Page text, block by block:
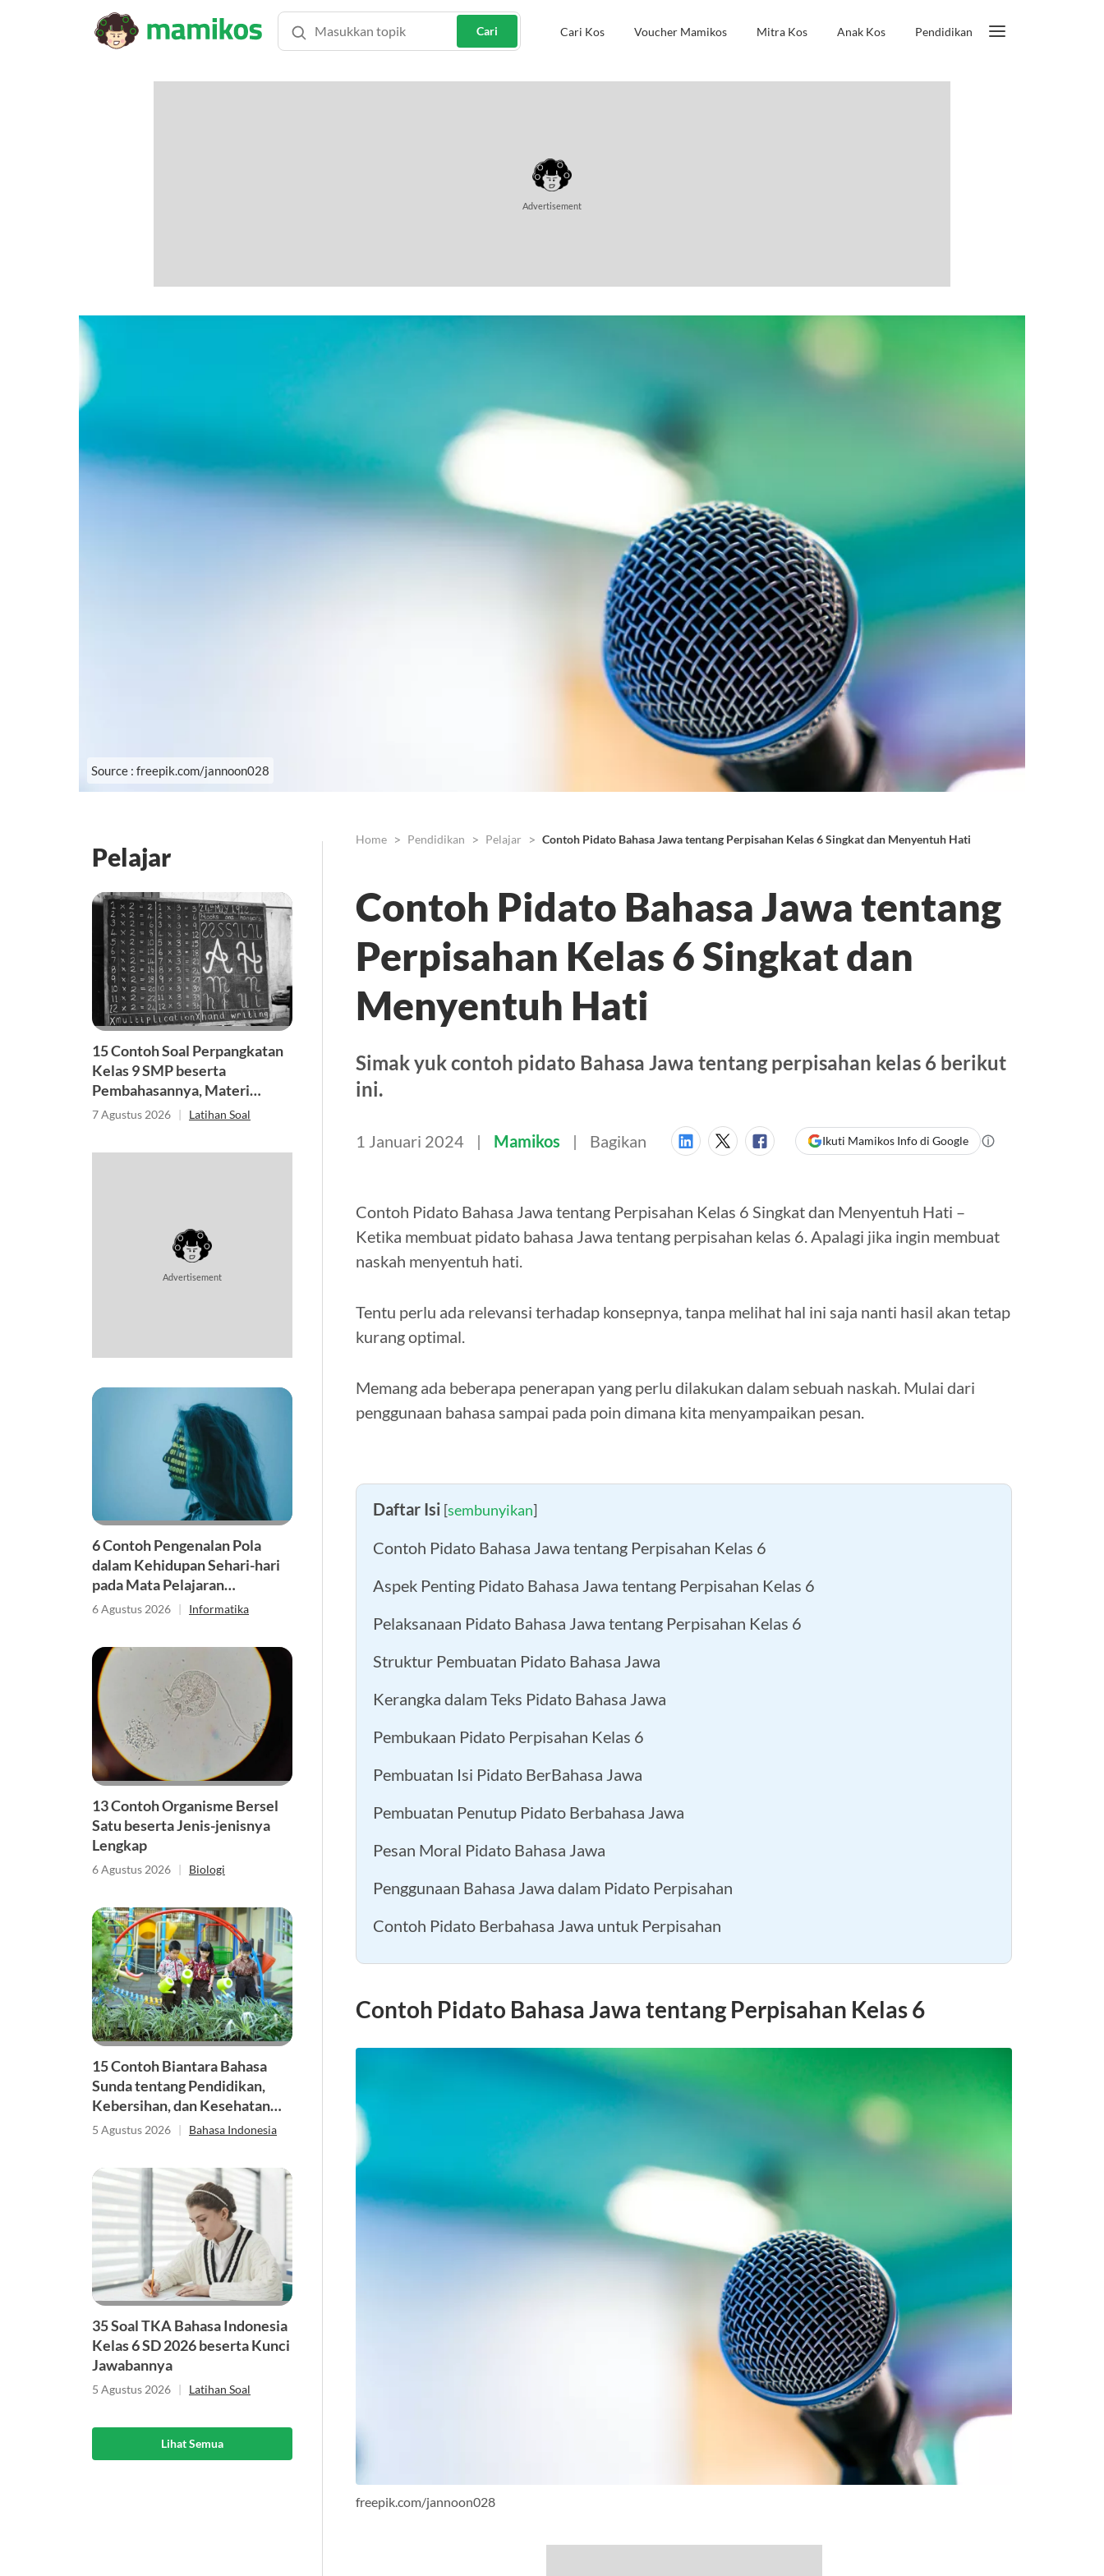
Cari Cari Kos Voucher Mamikos Mitra Kos Anak Kos Pendidikan
Advertisement
Source : freepik.com/jannoon028
Pelajar
15 Contoh Soal Perpangkatan
Kelas 9 SMP beserta
Pembahasannya, Materi
Matematika
7 Agustus 2026 | Latihan Soal
Advertisement
6 Contoh Pengenalan Pola
dalam Kehidupan Sehari-hari
pada Mata Pelajaran
Informatika
6 Agustus 2026 | Informatika
13 Contoh Organisme Bersel
Satu beserta Jenis-jenisnya
Lengkap
6 Agustus 2026 | Biologi
15 Contoh Biantara Bahasa
Sunda tentang Pendidikan,
Kebersihan, dan Kesehatan
Singkat
5 Agustus 2026 | Bahasa Indonesia
35 Soal TKA Bahasa Indonesia
Kelas 6 SD 2026 beserta Kunci
Jawabannya
5 Agustus 2026 | Latihan Soal
Lihat Semua
Home Pendidikan Pelajar Contoh Pidato Bahasa Jawa tentang Perpisahan Kelas 6 Singkat dan Menyentuh Hati
Contoh Pidato Bahasa Jawa tentang
Perpisahan Kelas 6 Singkat dan
Menyentuh Hati
Simak yuk contoh pidato Bahasa Jawa tentang perpisahan kelas 6 berikut
ini.
1 Januari 2024 Mamikos Bagikan Ikuti Mamikos Info di Google
Contoh Pidato Bahasa Jawa tentang Perpisahan Kelas 6 Singkat dan Menyentuh Hati –
Ketika membuat pidato bahasa Jawa tentang perpisahan kelas 6. Apalagi jika ingin membuat
naskah menyentuh hati.
Tentu perlu ada relevansi terhadap konsepnya, tanpa melihat hal ini saja nanti hasil akan tetap
kurang optimal.
Memang ada beberapa penerapan yang perlu dilakukan dalam sebuah naskah. Mulai dari
penggunaan bahasa sampai pada poin dimana kita menyampaikan pesan.
Daftar Isi [sembunyikan]
Contoh Pidato Bahasa Jawa tentang Perpisahan Kelas 6
Aspek Penting Pidato Bahasa Jawa tentang Perpisahan Kelas 6
Pelaksanaan Pidato Bahasa Jawa tentang Perpisahan Kelas 6
Struktur Pembuatan Pidato Bahasa Jawa
Kerangka dalam Teks Pidato Bahasa Jawa
Pembukaan Pidato Perpisahan Kelas 6
Pembuatan Isi Pidato BerBahasa Jawa
Pembuatan Penutup Pidato Berbahasa Jawa
Pesan Moral Pidato Bahasa Jawa
Penggunaan Bahasa Jawa dalam Pidato Perpisahan
Contoh Pidato Berbahasa Jawa untuk Perpisahan
Contoh Pidato Bahasa Jawa tentang Perpisahan Kelas 6
freepik.com/jannoon028